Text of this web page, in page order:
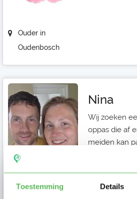
Toestemming Details
Ouder in
Oudenbosch
Nina
Wij zoeken
oppas die af
meiden kan